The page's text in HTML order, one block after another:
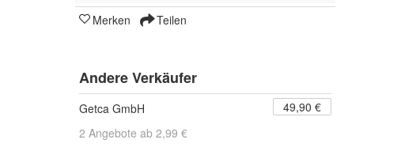
Merken Teilen
Andere Verkäufer
Getca GmbH
49,90 €
2 Angebote ab 2,99 €